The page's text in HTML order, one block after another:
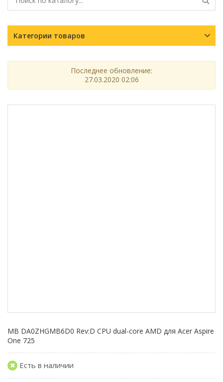
Категории товаров
Последнее обновление:
27.03.2020 02:06
MB DA0ZHGMB6D0 Rev:D CPU dual-core AMD для Acer Aspire
One 725
Есть в наличии